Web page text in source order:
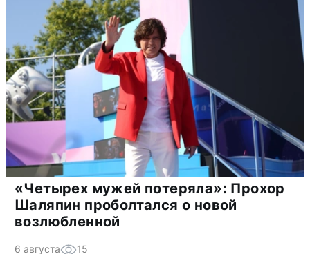
«Четырех мужей потеряла»: Прохор
Шаляпин проболтался о новой
возлюбленной
6 августа 15